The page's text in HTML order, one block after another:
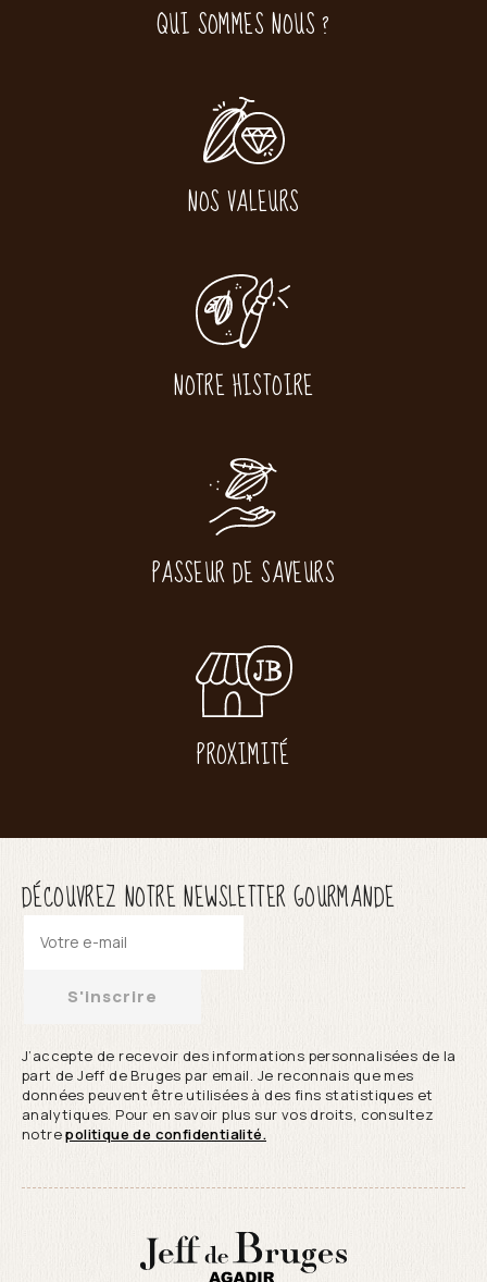
QUI SOMMES NOUS ?
NOS VALEURS
NOTRE HISTOIRE
PASSEUR DE SAVEURS
PROXIMITÉ
DÉCOUVREZ NOTRE NEWSLETTER GOURMANDE
S'inscrire
J’accepte de recevoir des informations personnalisées de la
part de Jeff de Bruges par email. Je reconnais que mes
données peuvent être utilisées à des fins statistiques et
analytiques. Pour en savoir plus sur vos droits, consultez
notrepolitique de confidentialité.